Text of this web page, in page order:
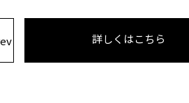
詳しくはこちら